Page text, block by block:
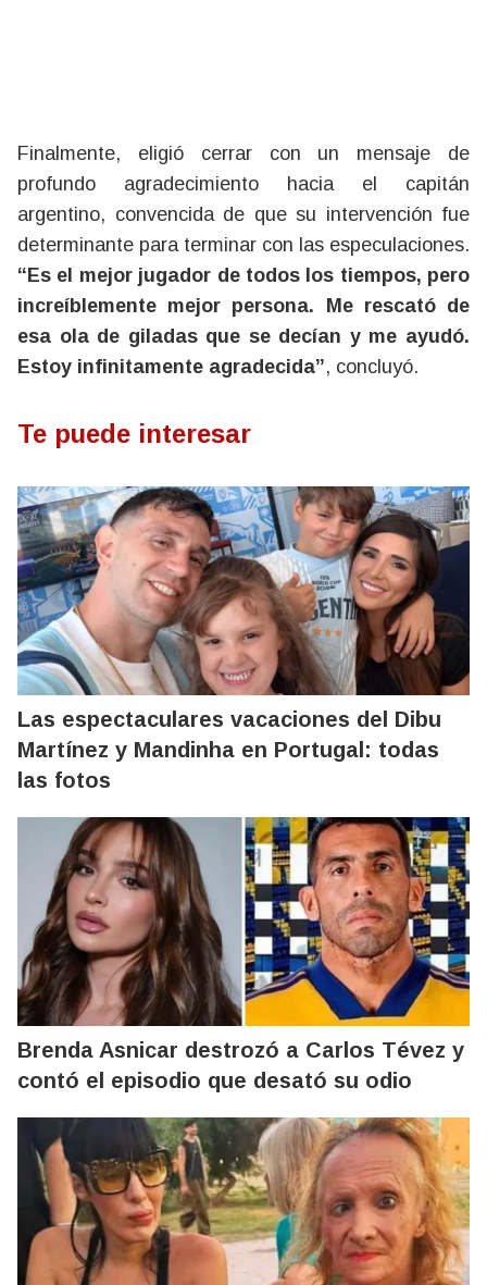
Finalmente, eligió cerrar con un mensaje de
profundo agradecimiento hacia el capitán
argentino, convencida de que su intervención fue
determinante para terminar con las especulaciones.
“Es el mejor jugador de todos los tiempos, pero
increíblemente mejor persona. Me rescató de
esa ola de giladas que se decían y me ayudó.
Estoy infinitamente agradecida”, concluyó.
Te puede interesar
Las espectaculares vacaciones del Dibu
Martínez y Mandinha en Portugal: todas
las fotos
Brenda Asnicar destrozó a Carlos Tévez y
contó el episodio que desató su odio